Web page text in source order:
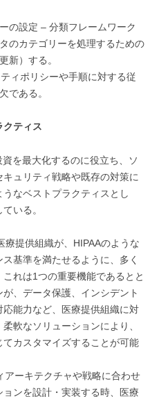
の設定 – 分類フレームワーク
のカテゴリーを処理するための
新）する。
ィポリシーや手順に対する従
である。
クティス
を最大化するのに役立ち、ソ
ュリティ戦略や既存の対策に
なベストプラクティスとし
いる。
提供組織が、HIPAAのような
基準を満たせるように、多く
れは1つの重要機能であるとと
、データ保護、インシデント
能力など、医療提供組織に対
軟なソリューションにより、
カスタマイズすることが可能
アーキテクチャや戦略に合わせ
ンを設計・実装する時、医療